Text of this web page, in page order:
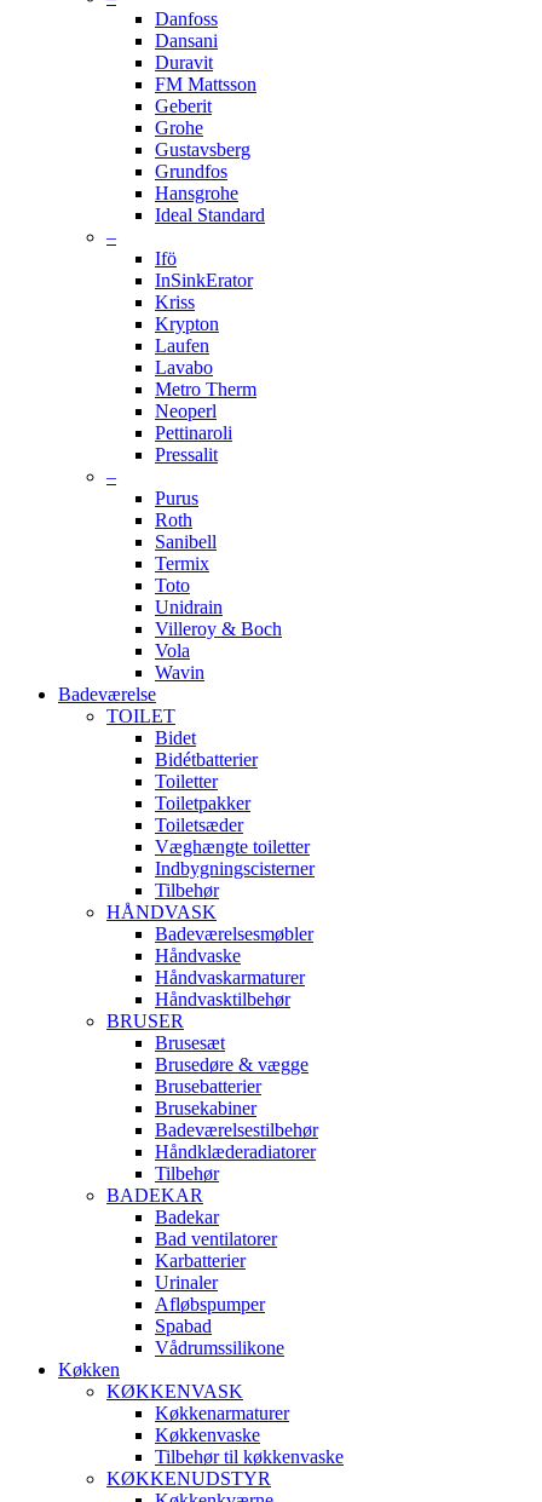
Danfoss
Dansani
Duravit
FM Mattsson
Geberit
Grohe
Gustavsberg
Grundfos
Hansgrohe
Ideal Standard
–
Ifö
InSinkErator
Kriss
Krypton
Laufen
Lavabo
Metro Therm
Neoperl
Pettinaroli
Pressalit
–
Purus
Roth
Sanibell
Termix
Toto
Unidrain
Villeroy & Boch
Vola
Wavin
Badeværelse
TOILET
Bidet
Bidétbatterier
Toiletter
Toiletpakker
Toiletsæder
Væghængte toiletter
Indbygningscisterner
Tilbehør
HÅNDVASK
Badeværelsesmøbler
Håndvaske
Håndvaskarmaturer
Håndvasktilbehør
BRUSER
Brusesæt
Brusedøre & vægge
Brusebatterier
Brusekabiner
Badeværelsestilbehør
Håndklæderadiatorer
Tilbehør
BADEKAR
Badekar
Bad ventilatorer
Karbatterier
Urinaler
Afløbspumper
Spabad
Vådrumssilikone
Køkken
KØKKENVASK
Køkkenarmaturer
Køkkenvaske
Tilbehør til køkkenvaske
KØKKENUDSTYR